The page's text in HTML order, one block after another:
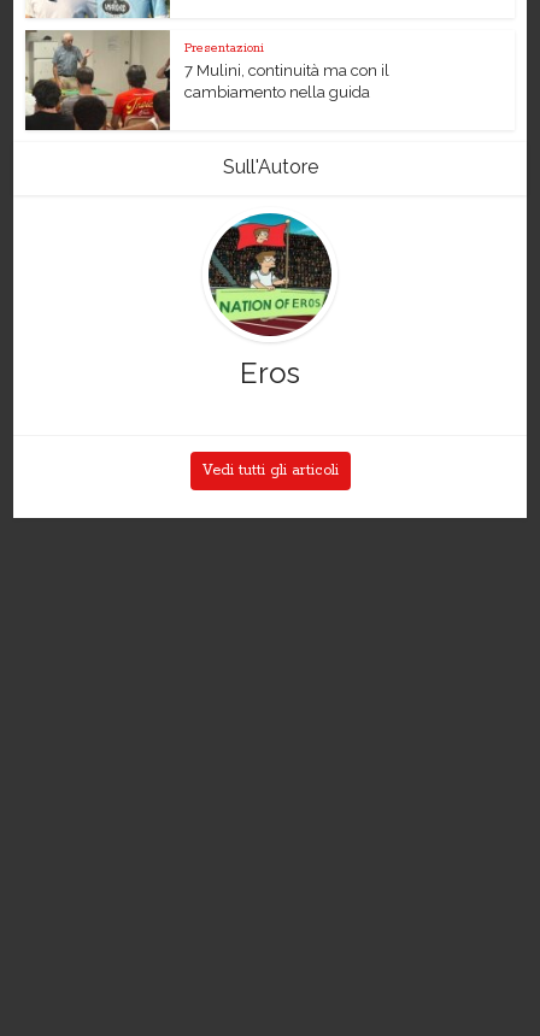
Presentazioni
7 Mulini, continuità ma con il
cambiamento nella guida
Sull'Autore
Eros
Vedi tutti gli articoli